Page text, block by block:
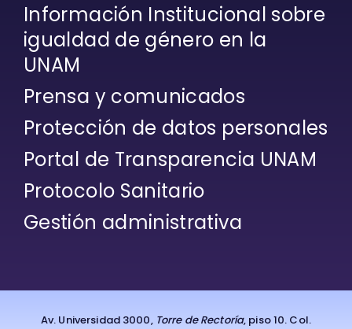
Información Institucional sobre
igualdad de género en la
UNAM
Prensa y comunicados
Protección de datos personales
Portal de Transparencia UNAM
Protocolo Sanitario
Gestión administrativa
Av. Universidad 3000, Torre de Rectoría, piso 10. Col.